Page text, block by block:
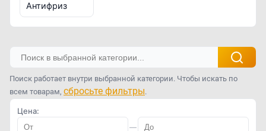
Антифриз
Поиск работает внутри выбранной категории. Чтобы искать по
всем товарам, сбросьте фильтры.
Цена:
—